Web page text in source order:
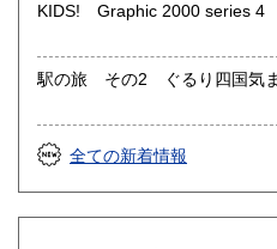
全ての新着情報